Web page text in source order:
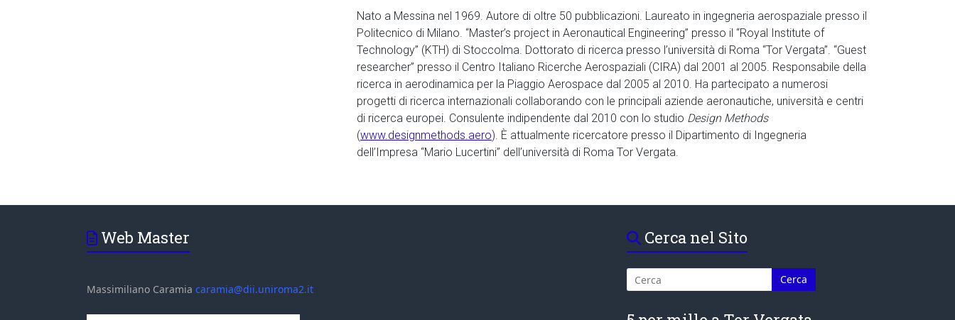
Nato a Messina nel 1969. Autore di oltre 50 pubblicazioni. Laureato in ingegneria aerospaziale presso il
Politecnico di Milano. “Master’s project in Aeronautical Engineering” presso il “Royal Institute of
Technology” (KTH) di Stoccolma. Dottorato di ricerca presso l’università di Roma “Tor Vergata”. “Guest
researcher” presso il Centro Italiano Ricerche Aerospaziali (CIRA) dal 2001 al 2005. Responsabile della
ricerca in aerodinamica per la Piaggio Aerospace dal 2005 al 2010. Ha partecipato a numerosi
progetti di ricerca internazionali collaborando con le principali aziende aeronautiche, università e centri
di ricerca europei. Consulente indipendente dal 2010 con lo studio Design Methods
(www.designmethods.aero). È attualmente ricercatore presso il Dipartimento di Ingegneria
dell’Impresa “Mario Lucertini” dell’università di Roma Tor Vergata.
Web Master
Massimiliano Caramia caramia@dii.uniroma2.it
Cerca nel Sito